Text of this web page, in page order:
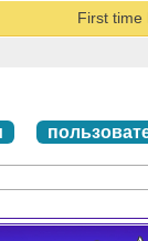
First time